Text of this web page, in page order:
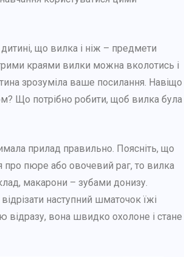
що вилка і ніж – предмети
краями вилки можна вколотись і
зрозуміла ваше посилання. Навіщо
Що потрібно робити, щоб вилка була
прилад правильно. Поясніть, що
про пюре або овочевий раг, то вилка
макарони – зубами донизу.
наступний шматочок їжі
відразу, вона швидко охолоне і стане